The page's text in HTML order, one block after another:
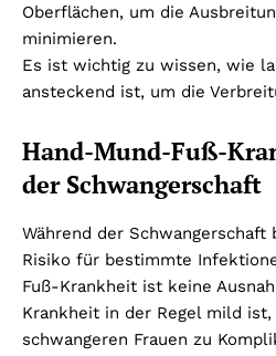
Oberflächen, um die
minimieren.
Es ist wichtig zu wissen, wie
ansteckend ist, um die
Hand-Mund-Fuß-
der Schwangerschaft
Während der
Risiko für bestimmte
Fuß-Krankheit ist keine
Krankheit in der Regel mild
schwangeren Frauen zu